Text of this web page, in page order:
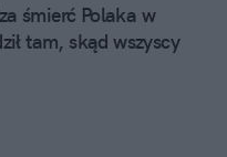
śmierć Polaka w
tam, skąd wszyscy